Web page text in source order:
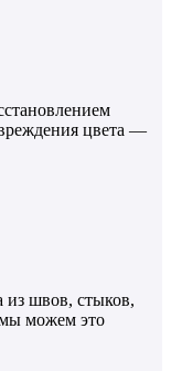
цвета —
из швов, стыков,
можем это